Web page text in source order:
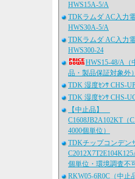
HWS15A-5/A
TDKラムダ AC入力
HWS30A-5/A
TDKラムダ AC入力
HWS300-24
HWS15-48/A（
品・製品保証対象外）
TDK 湿度ｾﾝｻ CHS-
TDK 湿度ｾﾝｻ CHS-
【中止品】
C1608JB2A102KT（
4000個単位）
TDKチップコンデン
個単位・環境調査不
RKW05-6R0C（中止